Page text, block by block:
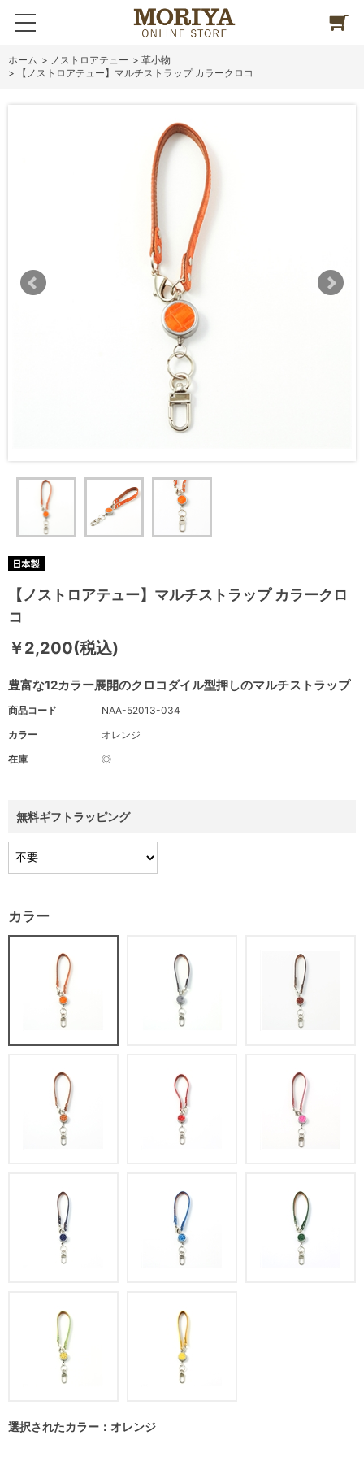
ホーム > ノストロアテュー > 革小物
>
【ノストロアテュー】マルチストラップ カラークロコ
【ノストロアテュー】マルチストラップ カラークロ
コ
豊富な12カラー展開のクロコダイル型押しのマルチストラップ
￥2,200(税込)
商品コード
NAA-52013-034
カラー
オレンジ
在庫
◎
無料ギフトラッピング
カラー
選択されたカラー：オレンジ